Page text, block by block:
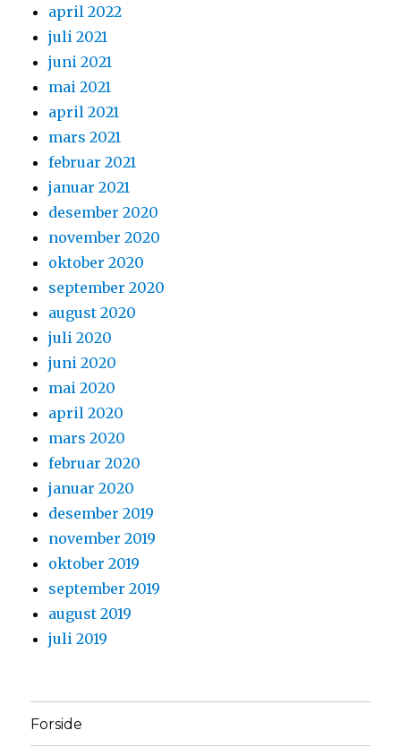
april 2022
juli 2021
juni 2021
mai 2021
april 2021
mars 2021
februar 2021
januar 2021
desember 2020
november 2020
oktober 2020
september 2020
august 2020
juli 2020
juni 2020
mai 2020
april 2020
mars 2020
februar 2020
januar 2020
desember 2019
november 2019
oktober 2019
september 2019
august 2019
juli 2019
Forside